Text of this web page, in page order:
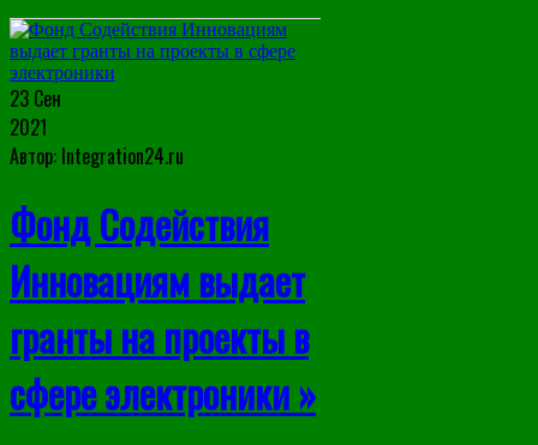
23 Сен
2021
Автор: Integration24.ru
Фонд Содействия
Инновациям выдает
гранты на проекты в
сфере электроники »